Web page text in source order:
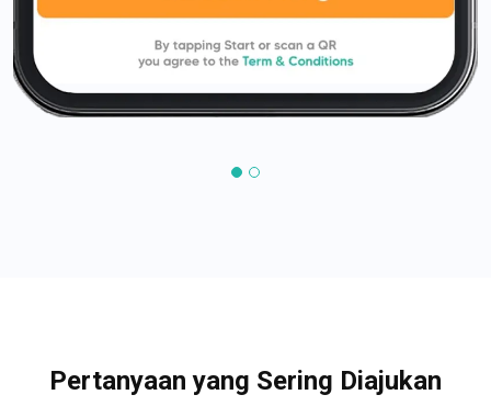
Pertanyaan yang Sering Diajukan